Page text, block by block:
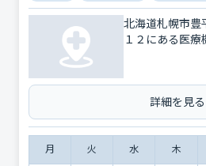
北海道札幌市豊
１２にある医療
詳細を見る
月 火 水 木